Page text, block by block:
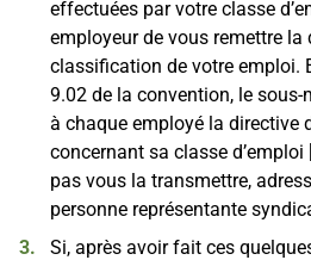
effectuées par votre classe
employeur de vous remettre la
classification de votre emploi.
9.02 de la convention, le
à chaque employé la directive
concernant sa classe d’emploi
pas vous la transmettre,
personne représentante
Si, après avoir fait ces